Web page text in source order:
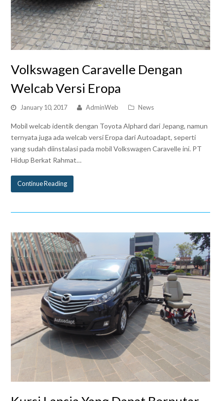
Volkswagen Caravelle Dengan
Welcab Versi Eropa
January 10, 2017 AdminWeb News
Mobil welcab identik dengan Toyota Alphard dari Jepang, namun
ternyata juga ada welcab versi Eropa dari Autoadapt, seperti
yang sudah diinstalasi pada mobil Volkswagen Caravelle ini. PT
Hidup Berkat Rahmat…
Continue Reading